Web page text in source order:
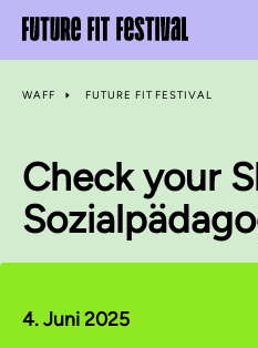
WAFF FUTURE FIT FESTIVAL
Check your
4. Juni 2025